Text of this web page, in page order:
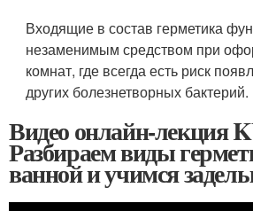
Входящие в состав герметика
незаменимым средством при
комнат, где всегда есть риск
других болезнетворных бактерий.
Видео онлайн-лекция
Разбираем виды
ванной и учимся